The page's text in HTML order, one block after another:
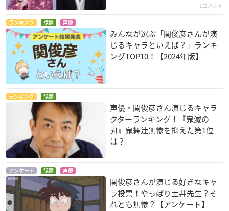
1コメント
ランキング 話題 声優
みんなが選ぶ「関俊彦さんが演
じるキャラといえば？」ランキ
ングTOP10！【2024年版】
ランキング 話題
声優・関俊彦さん演じるキャラ
クターランキング！『鬼滅の
刃』鬼舞辻無惨を抑えた第1位
は？
アンケート 話題 声優
関俊彦さんが演じる好きなキャ
ラ投票！やっぱり土井先生？そ
れとも無惨？【アンケート】